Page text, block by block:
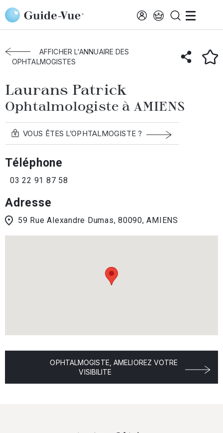
Aller au contenu principal
Accueil Annuaire des ophtalmologistes
Amiens
Laurans Patrick
AFFICHER L'ANNUAIRE DES
OPHTALMOGISTES
Laurans Patrick
Ophtalmologiste à AMIENS
VOUS ÊTES L’OPHTALMOGISTE ?
Téléphone
03 22 91 87 58
Adresse
59 Rue Alexandre Dumas, 80090, AMIENS
OPHTALMOGISTE, AMELIOREZ VOTRE
VISIBILITE